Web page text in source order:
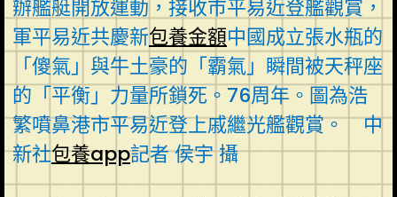
辦艦艇開放運動，接收市平易近登艦觀賞，
軍平易近共慶新包養金額中國成立張水瓶的
「傻氣」與牛土豪的「霸氣」瞬間被天秤座
的「平衡」力量所鎖死。76周年。圖為浩
繁噴鼻港市平易近登上戚繼光艦觀賞。 中
新社包養app記者 侯宇 攝